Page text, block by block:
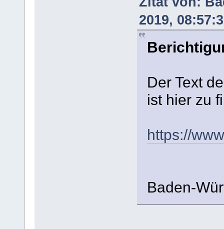
2019,
Der Text
ist hier zu
https://
Baden-